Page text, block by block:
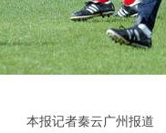
本报记者秦云广州报道